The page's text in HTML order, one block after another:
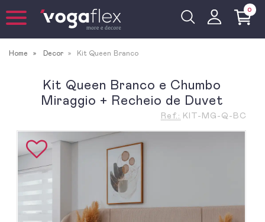
0
Home Decor Kit Queen Branco
Kit Queen Branco e Chumbo
Miraggio + Recheio de Duvet
Ref.: KIT-MG-Q-BC